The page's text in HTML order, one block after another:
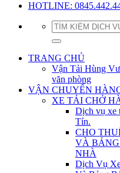
HOTLINE:
TRANG CHỦ
Vận Tải Hùng
văn phòng
VẬN CHUYỂN
XE TẢI CHỞ
Dịch vụ xe
Tín.
CHO
VÀ
NHÀ
Dịch Vụ